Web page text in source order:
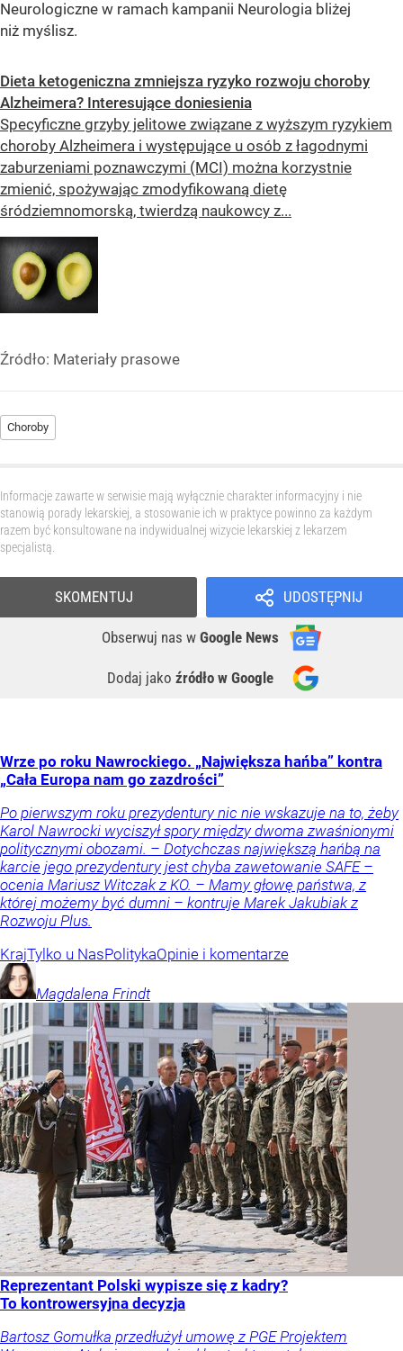
Neurologiczne w ramach kampanii Neurologia bliżej
niż myślisz.
Dieta ketogeniczna zmniejsza ryzyko rozwoju choroby
Alzheimera? Interesujące doniesienia
Specyficzne grzyby jelitowe związane z wyższym ryzykiem
choroby Alzheimera i występujące u osób z łagodnymi
zaburzeniami poznawczymi (MCI) można korzystnie
zmienić, spożywając zmodyfikowaną dietę
śródziemnomorską, twierdzą naukowcy z...
Źródło: Materiały prasowe
Choroby
Informacje zawarte w serwisie mają wyłącznie charakter informacyjny i nie
stanowią porady lekarskiej, a stosowanie ich w praktyce powinno za każdym
razem być konsultowane na indywidualnej wizycie lekarskiej z lekarzem
specjalistą.
UDOSTĘPNIJ
Obserwuj nas w Google News
Dodaj jako źródło w Google
SKOMENTUJ
Wrze po roku Nawrockiego. „Największa hańba” kontra
„Cała Europa nam go zazdrości”
Po pierwszym roku prezydentury nic nie wskazuje na to, żeby
Karol Nawrocki wyciszył spory między dwoma zwaśnionymi
politycznymi obozami. – Dotychczas największą hańbą na
karcie jego prezydentury jest chyba zawetowanie SAFE –
ocenia Mariusz Witczak z KO. – Mamy głowę państwa, z
której możemy być dumni – kontruje Marek Jakubiak z
Rozwoju Plus.
KrajTylko u NasPolitykaOpinie i komentarze
Magdalena Frindt
Reprezentant Polski wypisze się z kadry?
To kontrowersyjna decyzja
Bartosz Gomułka przedłużył umowę z PGE Projektem